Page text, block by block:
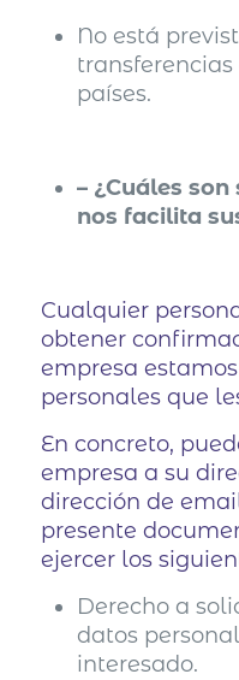
No está
países.
– ¿Cuáles
nos facilita
Cualquier
obtener
empresa
personales que
En concreto,
empresa a su
dirección de
presente
ejercer los
Derecho a
datos
interesado.